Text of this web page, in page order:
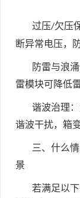
过压/欠压
断异常电压，
防雷与浪
雷模块可降低
谐波治理
谐波干扰，箱
三、什么
景
若满足以